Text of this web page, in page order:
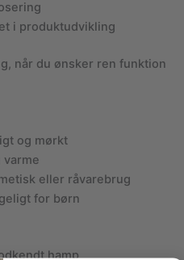
i produktudvikling
når du ønsker ren funktion
og mørkt
varme
eller råvarebrug
for børn
hamp